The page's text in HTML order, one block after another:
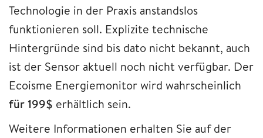
Technologie in der Praxis anstandslos
funktionieren soll. Explizite technische
Hintergründe sind bis dato nicht bekannt, auch
ist der Sensor aktuell noch nicht verfügbar. Der
Ecoisme Energiemonitor wird wahrscheinlich
für 199$ erhältlich sein.
Weitere Informationen erhalten Sie auf der